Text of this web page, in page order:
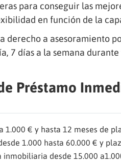
para conseguir las
en función de la
derecho a asesoramiento
7 días a la semana
Préstamo
1.000 € y hasta 12 meses de
1.000 hasta 60.000 € y
inmobiliaria desde 15.000